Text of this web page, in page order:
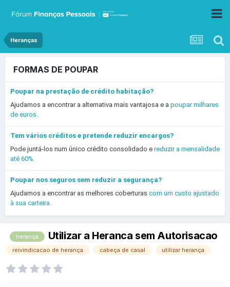
Heranças
FORMAS DE POUPAR
Poupar na prestação de crédito habitação?
Ajudamos a encontrar a alternativa mais vantajosa e a poupar milhares
de euros.
Tem vários créditos e pretende reduzir encargos?
Pode juntá-los num único crédito consolidado e reduzir a mensalidade
até 60%.
Poupar nos seguros sem reduzir a segurança?
Ajudamos a encontrar as melhores coberturas com um custo ajustado
à sua carteira.
herança Utilizar a Heranca sem Autorisacao
reivindicacao de herança cabeça de casal utilizar herança